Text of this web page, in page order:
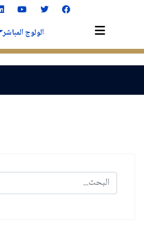
الولوج المباشر
البحث